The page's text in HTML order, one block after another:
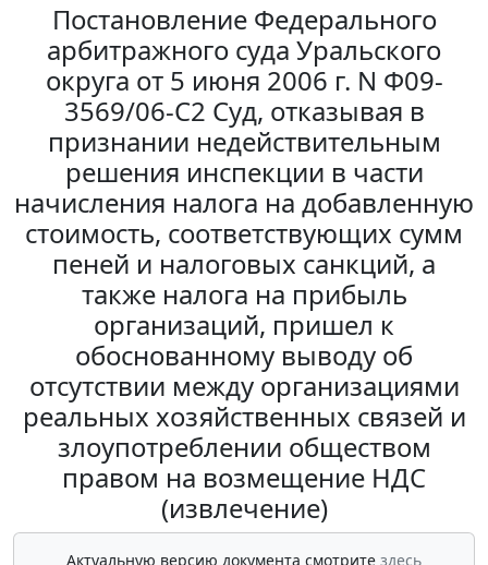
Постановление Федерального
арбитражного суда Уральского
округа от 5 июня 2006 г. N Ф09-
3569/06-С2 Суд, отказывая в
признании недействительным
решения инспекции в части
начисления налога на добавленную
стоимость, соответствующих сумм
пеней и налоговых санкций, а
также налога на прибыль
организаций, пришел к
обоснованному выводу об
отсутствии между организациями
реальных хозяйственных связей и
злоупотреблении обществом
правом на возмещение НДС
(извлечение)
Актуальную версию документа смотрите здесь